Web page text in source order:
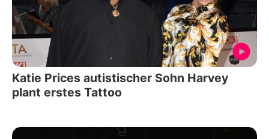
Katie Prices autistischer Sohn Harvey
plant erstes Tattoo